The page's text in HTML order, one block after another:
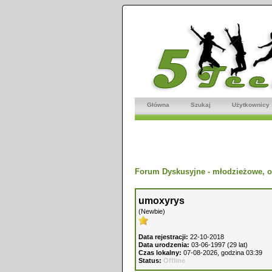
Główna Szukaj Użytkownicy
Forum Dyskusyjne - młodzieżowe,
umoxyrys
(Newbie)
Data rejestracji: 22-10-2018
Data urodzenia: 03-06-1997 (29 lat)
Czas lokalny: 07-08-2026, godzina 03:39
Status: Offline